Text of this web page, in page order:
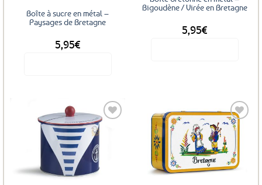
Boîte à sucre en métal –
Paysages de Bretagne
5,95€
Bigoudène / Virée en Bretagne
5,95€
Ajouter
favoris
Ajouter
aux
favoris